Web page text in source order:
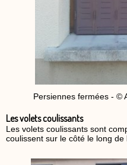
Persiennes fermées - ©
Les volets coulissants
Les volets coulissants sont
coulissent sur le côté le long